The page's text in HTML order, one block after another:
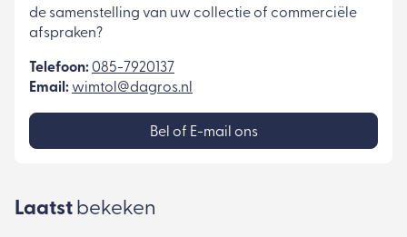
de samenstelling van uw collectie of commerciële
afspraken?
Bel of E-mail ons
Telefoon:085-7920137
Email:wimtol@dagros.nl
Laatst bekeken